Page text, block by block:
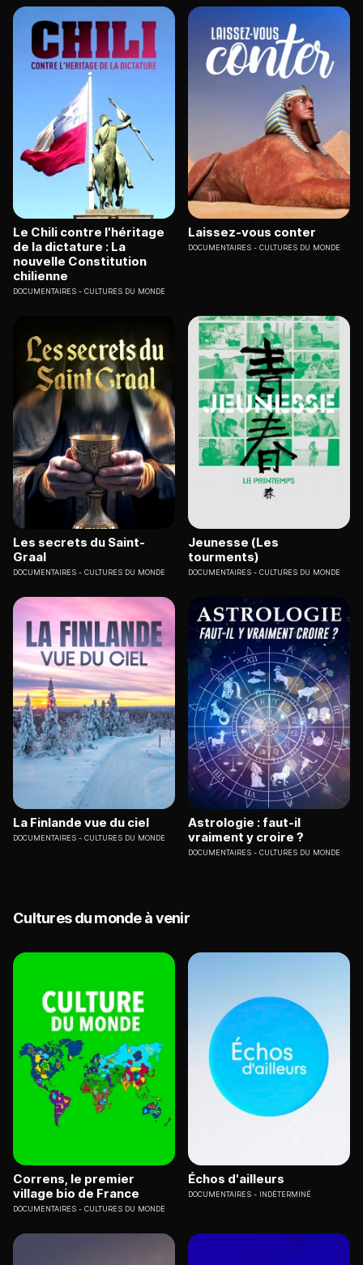
Le Chili contre l'héritage
de la dictature : La
nouvelle Constitution
chilienne
DOCUMENTAIRES CULTURES DU MONDE
Laissez-vous conter
DOCUMENTAIRES CULTURES DU MONDE
Les secrets du Saint-
Graal
DOCUMENTAIRES CULTURES DU MONDE
Jeunesse (Les
tourments)
DOCUMENTAIRES CULTURES DU MONDE
La Finlande vue du ciel
DOCUMENTAIRES CULTURES DU MONDE
Astrologie : faut-il
vraiment y croire ?
DOCUMENTAIRES CULTURES DU MONDE
Cultures du monde à venir
Correns, le premier
village bio de France
DOCUMENTAIRES CULTURES DU MONDE
Échos d'ailleurs
DOCUMENTAIRES INDÉTERMINÉ